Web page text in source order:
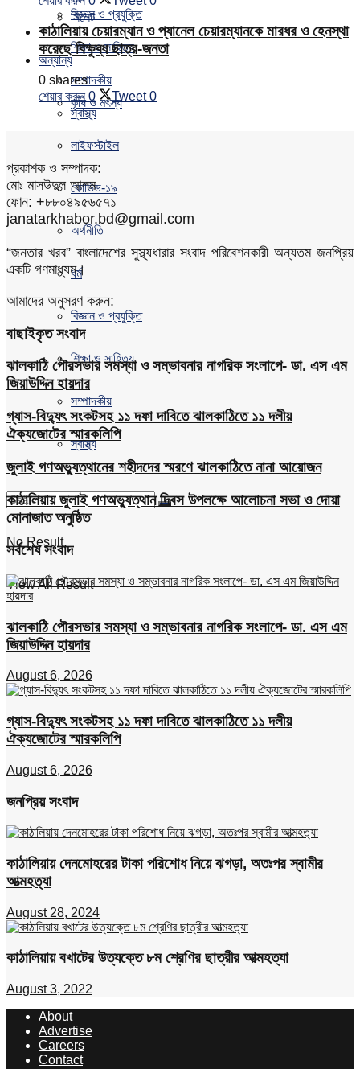
বিজ্ঞান ও প্রযুক্তি
শিক্ষা ও সাহিত্য
সম্পাদকীয়
স্বাস্থ্য
সিলেট
অন্যান্য
কৃষি ও মৎস্য
লাইফস্টাইল
কোভিড-১৯
অর্থনীতি
ধর্ম
বিজ্ঞান ও প্রযুক্তি
শিক্ষা ও সাহিত্য
সম্পাদকীয়
স্বাস্থ্য
No Result
View All Result
কাঠালিয়ায় চেয়ারম্যান ও প্যানেল চেয়ারম্যানকে মারধর ও হেনস্থা
করেছে বিক্ষুব্ধ ছাত্র-জনতা
0 shares
শেয়ার করুন 0 Tweet 0
প্রকাশক ও সম্পাদক:
মোঃ মাসউদুল আলম
ফোন: +৮৮০৪৯৫৬৫৭১
janatarkhabor.bd@gmail.com
“জনতার খরব” বাংলাদেশের সুস্থ্যধারার সংবাদ পরিবেশনকারী অন্যতম জনপ্রিয়
একটি গণমাধ্যম।
আমাদের অনুসরণ করুন:
বাছাইকৃত সংবাদ
ঝালকাঠি পৌরসভার সমস্যা ও সম্ভাবনার নাগরিক সংলাপে- ডা. এস এম
জিয়াউদ্দিন হায়দার
গ্যাস-বিদ্যুৎ সংকটসহ ১১ দফা দাবিতে ঝালকাঠিতে ১১ দলীয়
ঐক্যজোটের স্মারকলিপি
জুলাই গণঅভ্যুত্থানের শহীদদের স্মরণে ঝালকাঠিতে নানা আয়োজন
কাঠালিয়ায় জুলাই গণঅভ্যুত্থান দিবস উপলক্ষে আলোচনা সভা ও দোয়া
মোনাজাত অনুষ্ঠিত
সর্বশেষ সংবাদ
ঝালকাঠি পৌরসভার সমস্যা ও সম্ভাবনার নাগরিক সংলাপে- ডা. এস এম
জিয়াউদ্দিন হায়দার
August 6, 2026
গ্যাস-বিদ্যুৎ সংকটসহ ১১ দফা দাবিতে ঝালকাঠিতে ১১ দলীয়
ঐক্যজোটের স্মারকলিপি
August 6, 2026
জনপ্রিয় সংবাদ
কাঠালিয়ায় দেনমোহরের টাকা পরিশোধ নিয়ে ঝগড়া, অতঃপর স্বামীর
আত্মহত্যা
August 28, 2024
কাঠালিয়ায় বখাটের উত্যক্তে ৮ম শ্রেণির ছাত্রীর আত্মহত্যা
August 3, 2022
About
Advertise
Careers
Contact